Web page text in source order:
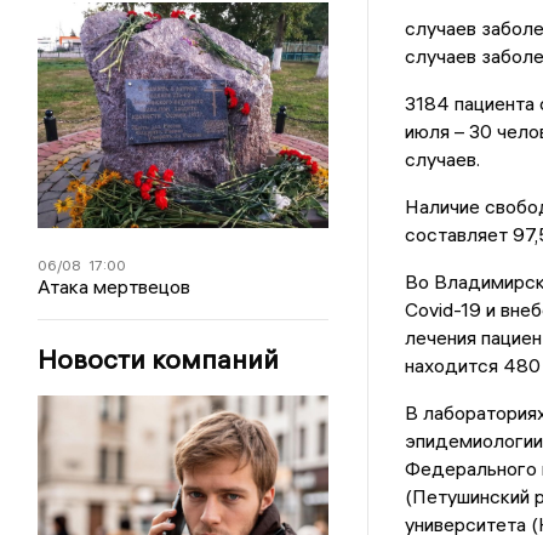
06/08 17:00
Атака мертвецов
Новости компаний
случаев
случаев
3184 пациента
июля – 30
случаев.
Наличие
составляет
Во
Covid-19 и
лечения
находится
В
Федерального
(Петушинский
университета